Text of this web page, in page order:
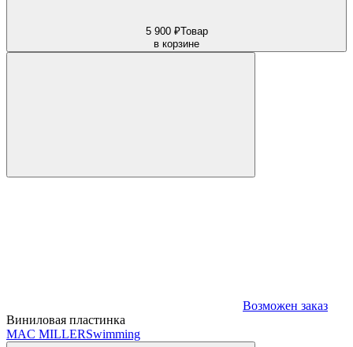
5 900 ₽Товар
в корзине
Возможен заказ
Виниловая пластинка
MAC MILLERSwimming